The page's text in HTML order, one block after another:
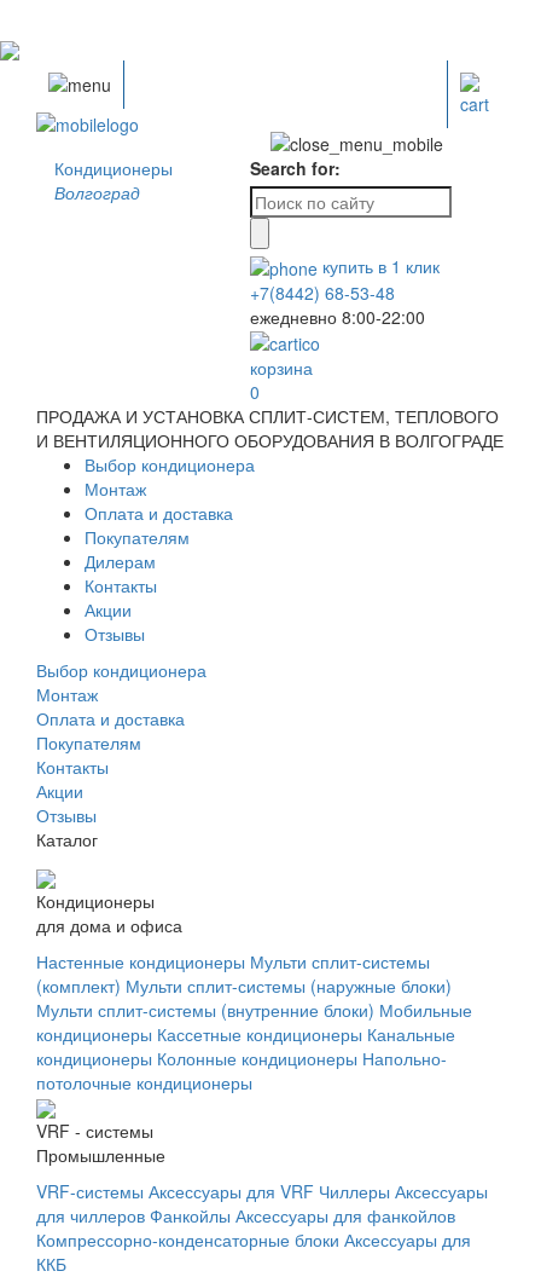
Кондиционеры
Волгоград
Search for:
купить в 1 клик
+7(8442) 68-53-48
ежедневно 8:00-22:00
корзина
0
ПРОДАЖА И УСТАНОВКА СПЛИТ-СИСТЕМ, ТЕПЛОВОГО
И ВЕНТИЛЯЦИОННОГО ОБОРУДОВАНИЯ В ВОЛГОГРАДЕ
Выбор кондиционера
Монтаж
Оплата и доставка
Покупателям
Дилерам
Контакты
Акции
Отзывы
Выбор кондиционера
Монтаж
Оплата и доставка
Покупателям
Контакты
Акции
Отзывы
Каталог
Кондиционеры
для дома и офиса
Настенные кондиционеры Мульти сплит-системы
(комплект) Мульти сплит-системы (наружные блоки)
Мульти сплит-системы (внутренние блоки) Мобильные
кондиционеры Кассетные кондиционеры Канальные
кондиционеры Колонные кондиционеры Напольно-
потолочные кондиционеры
VRF - системы
Промышленные
VRF-системы Аксессуары для VRF Чиллеры Аксессуары
для чиллеров Фанкойлы Аксессуары для фанкойлов
Компрессорно-конденсаторные блоки Аксессуары для
ККБ